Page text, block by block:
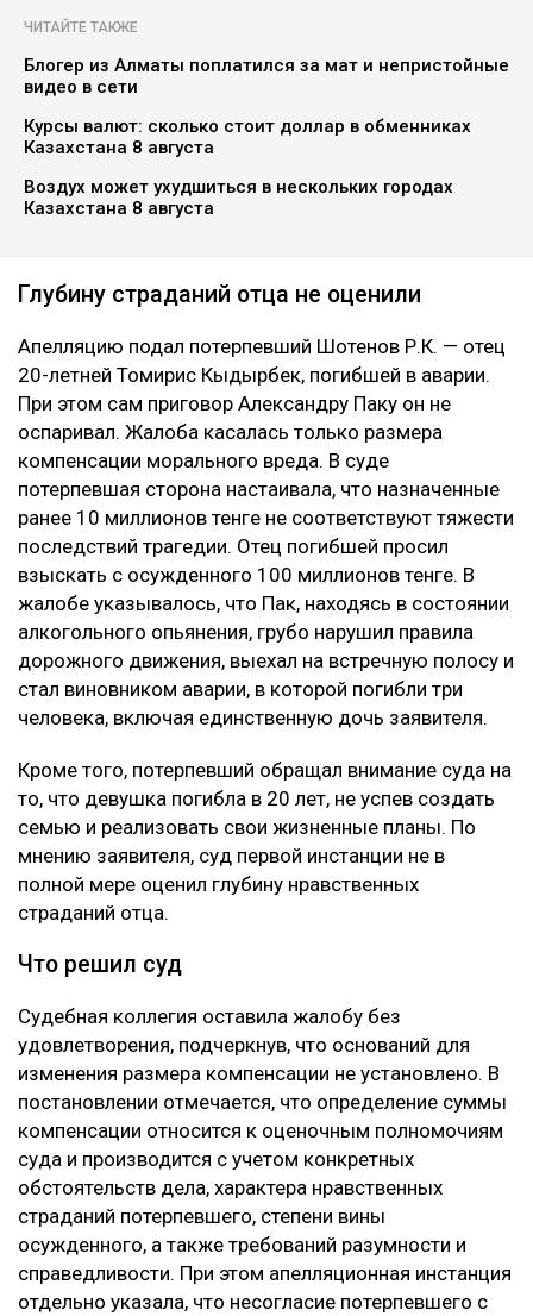
ЧИТАЙТЕ ТАКЖЕ
Блогер из Алматы поплатился за мат и непристойные
видео в сети
Курсы валют: сколько стоит доллар в обменниках
Казахстана 8 августа
Воздух может ухудшиться в нескольких городах
Казахстана 8 августа
Глубину страданий отца не оценили
Апелляцию подал потерпевший Шотенов Р.К. — отец
20-летней Томирис Кыдырбек, погибшей в аварии.
При этом сам приговор Александру Паку он не
оспаривал. Жалоба касалась только размера
компенсации морального вреда. В суде
потерпевшая сторона настаивала, что назначенные
ранее 10 миллионов тенге не соответствуют тяжести
последствий трагедии. Отец погибшей просил
взыскать с осужденного 100 миллионов тенге. В
жалобе указывалось, что Пак, находясь в состоянии
алкогольного опьянения, грубо нарушил правила
дорожного движения, выехал на встречную полосу и
стал виновником аварии, в которой погибли три
человека, включая единственную дочь заявителя.
Кроме того, потерпевший обращал внимание суда на
то, что девушка погибла в 20 лет, не успев создать
семью и реализовать свои жизненные планы. По
мнению заявителя, суд первой инстанции не в
полной мере оценил глубину нравственных
страданий отца.
Что решил суд
Судебная коллегия оставила жалобу без
удовлетворения, подчеркнув, что оснований для
изменения размера компенсации не установлено. В
постановлении отмечается, что определение суммы
компенсации относится к оценочным полномочиям
суда и производится с учетом конкретных
обстоятельств дела, характера нравственных
страданий потерпевшего, степени вины
осужденного, а также требований разумности и
справедливости. При этом апелляционная инстанция
отдельно указала, что несогласие потерпевшего с